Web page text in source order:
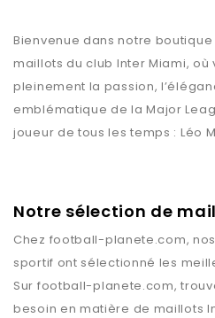
Bienvenue dans notre
maillots du club Inter Miami, où
pleinement la passion,
emblématique de la Major
joueur de tous les temps : Léo
Notre sélection de
Chez football-planete.com,
sportif ont sélectionné les
Sur football-planete.com,
besoin en matière de maillots